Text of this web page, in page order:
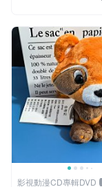
影視動漫CD專輯DVD